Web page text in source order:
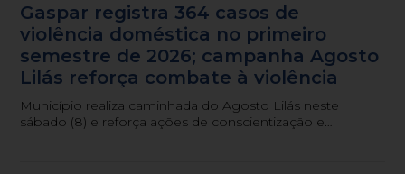
Gaspar registra 364 casos de
violência doméstica no primeiro
semestre de 2026; campanha Agosto
Lilás reforça combate à violência
Município realiza caminhada do Agosto Lilás neste
sábado (8) e reforça ações de conscientização e